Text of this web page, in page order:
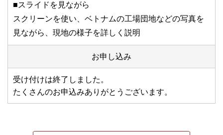
■スライドを見ながら
スクリーンを使い、ベトナムの工場団地などの写真を
見ながら、現地の様子を詳しく説明
お申し込み
受け付けは終了しました。
たくさんのお申込みありがとうございます。